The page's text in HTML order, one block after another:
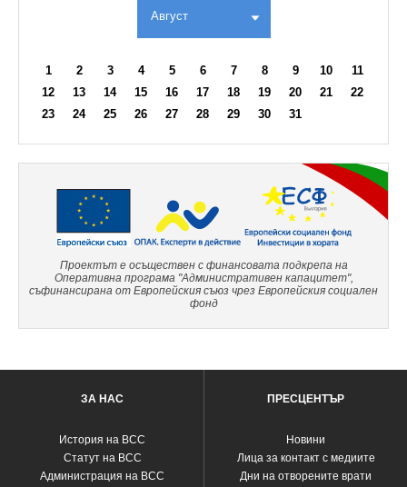
Август
1 2 3 4 5 6 7 8 9 10
11
12
13 14 15 16 17 18 19 20 21
22
23
24 25 26 27 28 29 30 31
Проектът е осъществен с финансовата подкрепа на
Оперативна програма "Административен капацитет",
съфинансирана от Европейския съюз чрез Европейския социален
фонд
ЗА НАС
История на ВСС
Статут на ВСС
Администрация на ВСС
ПРЕСЦЕНТЪР
Новини
Лица за контакт с медиите
Дни на отворените врати